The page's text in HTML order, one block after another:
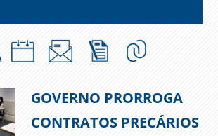
GOVERNO PRORROGA
CONTRATOS PRECÁRIOS